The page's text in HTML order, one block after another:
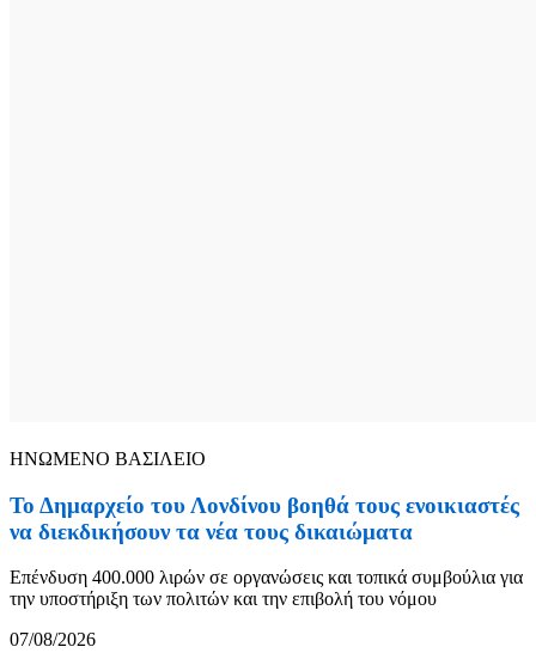
ΗΝΩΜΕΝΟ ΒΑΣΙΛΕΙΟ
Το Δημαρχείο του Λονδίνου βοηθά τους ενοικιαστές
να διεκδικήσουν τα νέα τους δικαιώματα
Επένδυση 400.000 λιρών σε οργανώσεις και τοπικά συμβούλια για
την υποστήριξη των πολιτών και την επιβολή του νόμου
07/08/2026